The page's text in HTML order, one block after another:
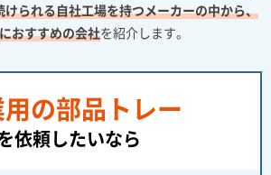
られる自社工場を持つメーカーの中から、
おすすめの会社を紹介します。
の部品トレー
依頼したいなら